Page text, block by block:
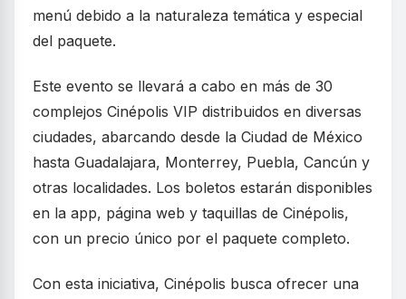
menú debido a la naturaleza temática y especial
del paquete.
Este evento se llevará a cabo en más de 30
complejos Cinépolis VIP distribuidos en diversas
ciudades, abarcando desde la Ciudad de México
hasta Guadalajara, Monterrey, Puebla, Cancún y
otras localidades. Los boletos estarán disponibles
en la app, página web y taquillas de Cinépolis,
con un precio único por el paquete completo.
Con esta iniciativa, Cinépolis busca ofrecer una